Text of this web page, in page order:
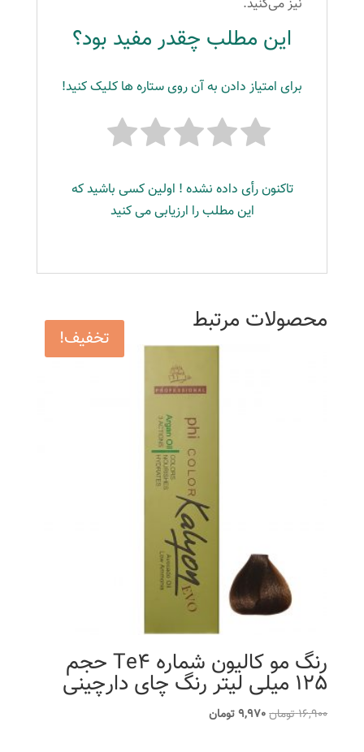
نیز می‌کنید.
این مطلب چقدر مفید بود؟
برای امتیاز دادن به آن روی ستاره ها کلیک کنید!
تاکنون رأی داده نشده ! اولین کسی باشید که
این مطلب را ارزیابی می کنید
محصولات مرتبط
تخفیف!
رنگ مو کالیون شماره Te4 حجم
125 میلی لیتر رنگ چای دارچینی
16,900تومانقیمت
9,970تومانقیمت